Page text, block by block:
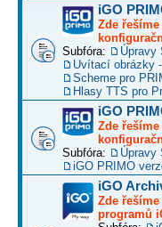
iGO
Zde
Subfóra:
Úpravy
Uvítací obrázky
Scheme pro
Hlasy TTS pro
iGO
Zde
Subfóra:
Úpravy
iGO PRIMO
iGO
Zde
programů